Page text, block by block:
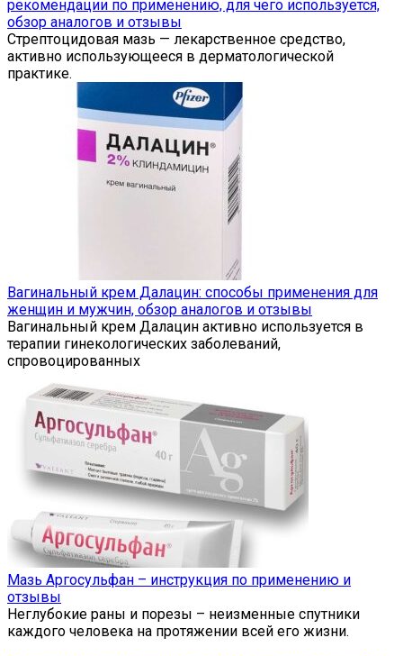
рекомендации по применению, для чего используется,
обзор аналогов и отзывы
Стрептоцидовая мазь — лекарственное средство,
активно использующееся в дерматологической
практике.
Вагинальный крем Далацин: способы применения для
женщин и мужчин, обзор аналогов и отзывы
Вагинальный крем Далацин активно используется в
терапии гинекологических заболеваний,
спровоцированных
Мазь Аргосульфан – инструкция по применению и
отзывы
Неглубокие раны и порезы – неизменные спутники
каждого человека на протяжении всей его жизни.